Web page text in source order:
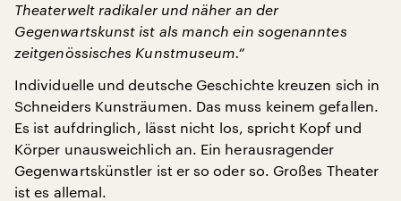
Theaterwelt radikaler und näher an der
Gegenwartskunst ist als manch ein sogenanntes
zeitgenössisches Kunstmuseum.“
Individuelle und deutsche Geschichte kreuzen sich in
Schneiders Kunsträumen. Das muss keinem gefallen.
Es ist aufdringlich, lässt nicht los, spricht Kopf und
Körper unausweichlich an. Ein herausragender
Gegenwartskünstler ist er so oder so. Großes Theater
ist es allemal.